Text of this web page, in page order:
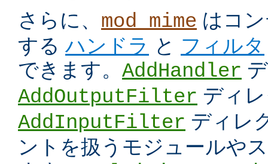
さらに、 mod_mime はコ
するハンドラ と フィルタ
できます。 AddHandler
AddOutputFilter ディ
AddInputFilter ディレ
ントを扱うモジュールや